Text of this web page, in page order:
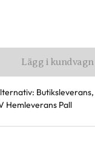
Lägg i kundvagn
Hemleverans Pall